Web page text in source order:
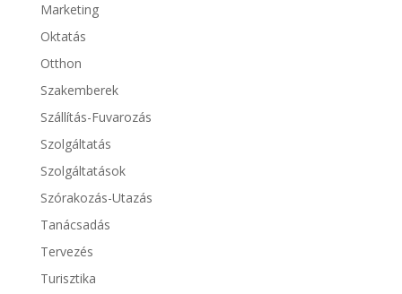
Marketing
Oktatás
Otthon
Szakemberek
Szállítás-Fuvarozás
Szolgáltatás
Szolgáltatások
Szórakozás-Utazás
Tanácsadás
Tervezés
Turisztika